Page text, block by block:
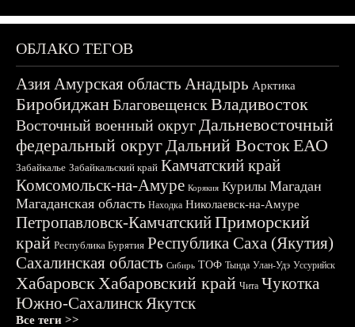
ОБЛАКО ТЕГОВ
АзияАмурская область Анадырь Арктика
БиробиджанБлаговещенскВладивосток
Восточный военный округДальневосточный
федеральный округДальний ВостокЕАО
Забайкалье Забайкальский край Камчатский край
Комсомольск-на-Амуре Корякия Курилы Магадан
Магаданская область Находка Николаевск-на-Амуре
Петропавловск-КамчатскийПриморский
край Республика Бурятия Республика Саха (Якутия)
Сахалинская область Сибирь ТОФ Тында Улан-Удэ Уссурийск
ХабаровскХабаровский край Чита Чукотка
Южно-СахалинскЯкутск
Все теги >>